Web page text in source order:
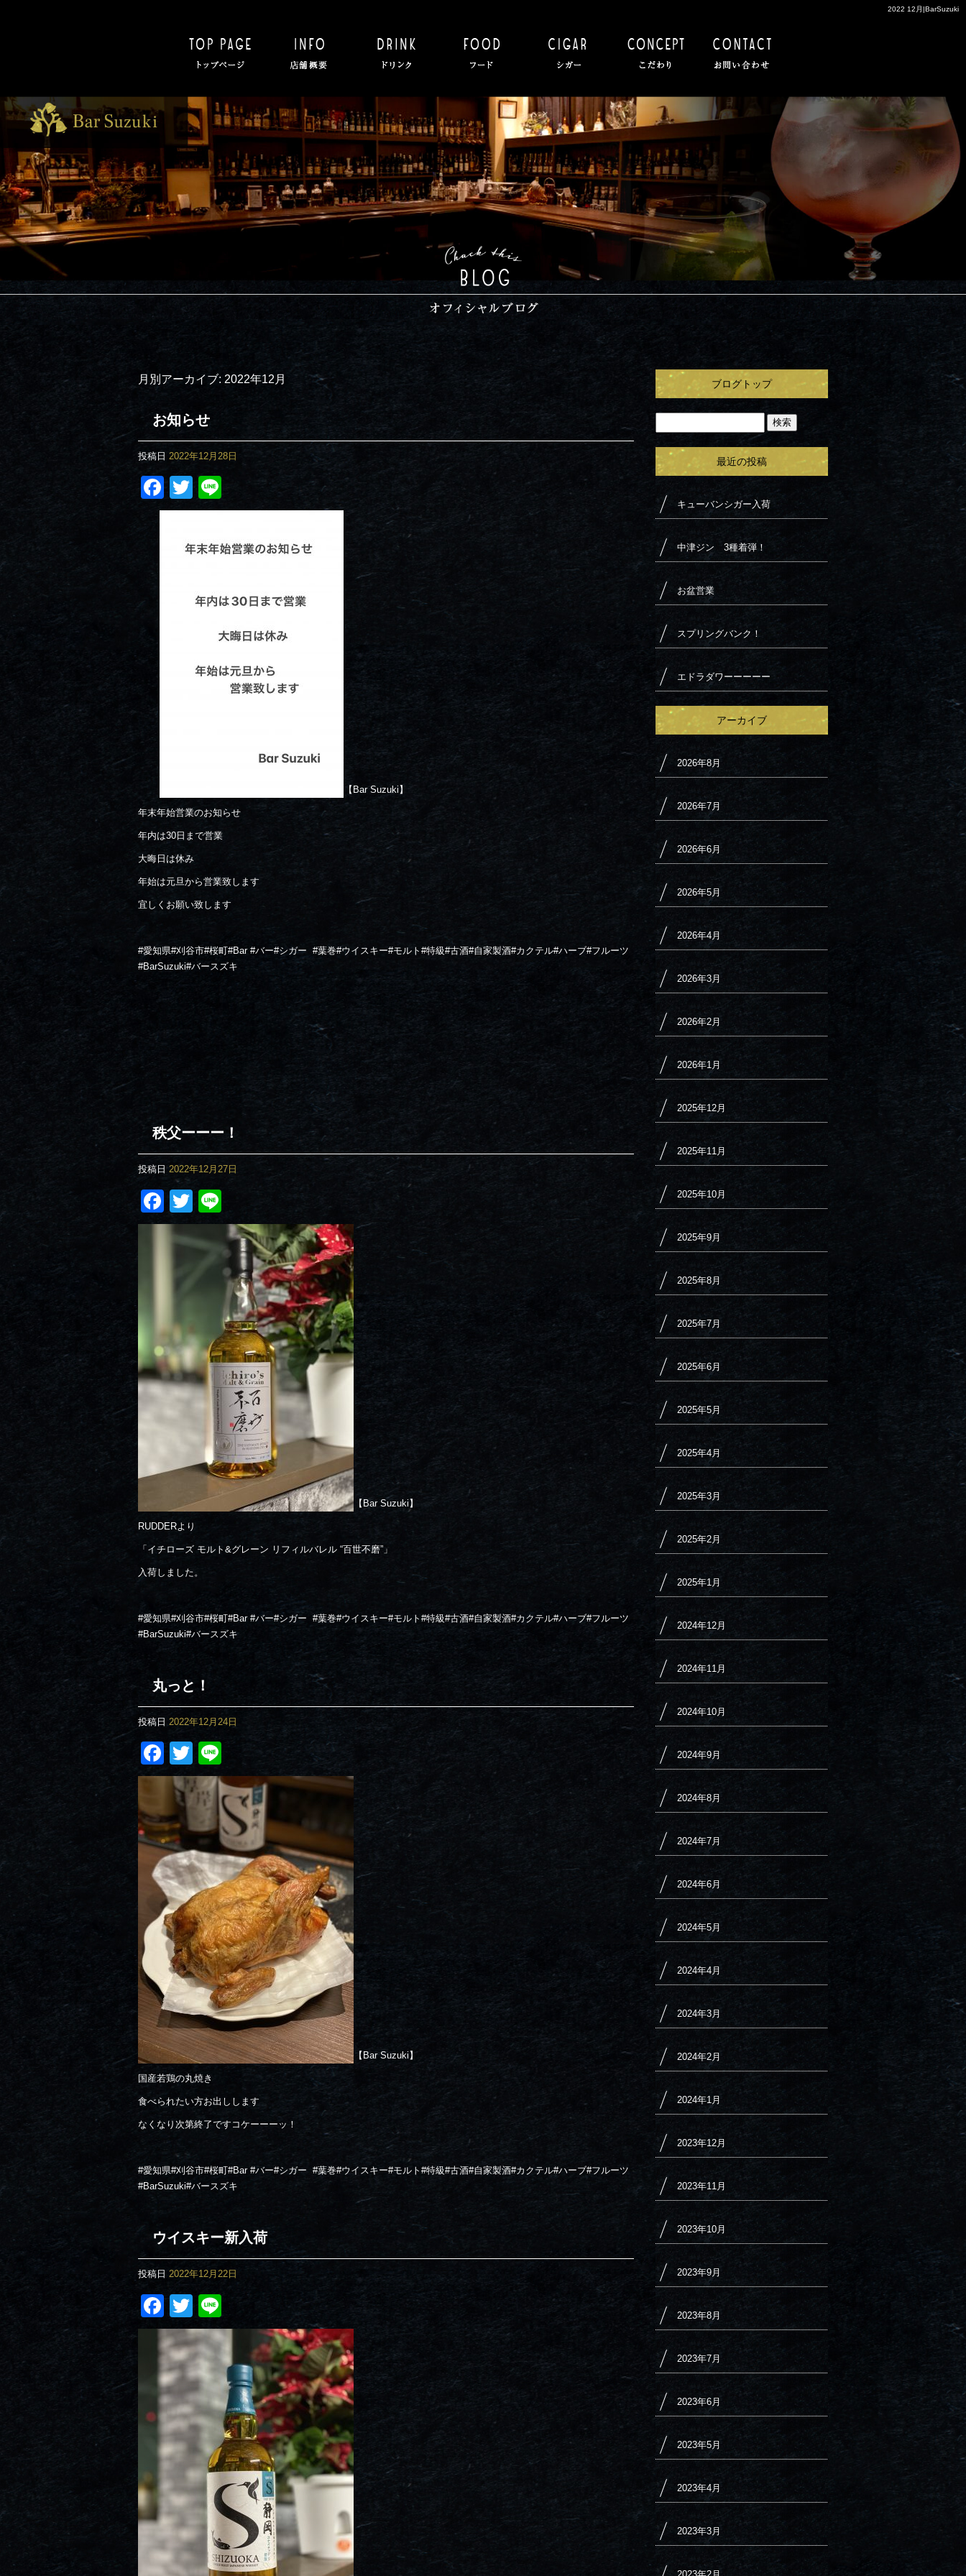
2022 12月|BarSuzuki
月別アーカイブ: 2022年12月
お知らせ
投稿日 2022年12月28日
Facebook
TwitterLine
【Bar Suzuki】
年末年始営業のお知らせ
年内は30日まで営業
大晦日は休み
年始は元旦から営業致します
宜しくお願い致します
#愛知県#刈谷市#桜町#Bar #バー#シガー #葉巻#ウイスキー#モルト #特級#古酒#自家製酒#カクテル#ハーブ#フルーツ
#BarSuzuki#バースズキ
秩父ーーー！
投稿日 2022年12月27日
Facebook
Twitter
【Bar Suzuki】
RUDDERより
「イチローズ モルト&グレーン リフィルバレル “百世不磨”」
入荷しました。
#愛知県#刈谷市#桜町#Bar #バー#シガー #葉巻#ウイスキー#モルト #特級#古酒#自家製酒#カクテル#ハーブ#フルーツ
#BarSuzuki#バースズキ
丸っと！
投稿日 2022年12月24日
Facebook
Twitter
Line
【Bar Suzuki】
国産若鶏の丸焼き
食べられたい方お出しします
なくなり次第終了ですコケーーーッ！
#愛知県#刈谷市#桜町#Bar #バー#シガー #葉巻#ウイスキー#モルト #特級#古酒#自家製酒#カクテル#ハーブ#フルーツ
#BarSuzuki#バースズキ
ウイスキー新入荷
投稿日 2022年12月22日
Facebook
Twitter
ブログトップ
最近の投稿
キューバンシガー入荷
中津ジン 3種着弾！
お盆営業
スプリングバンク！
エドラダワーーーーー
アーカイブ
2026年8月
2026年7月
2026年6月
2026年5月
2026年4月
2026年3月
2026年2月
2026年1月
2025年12月
2025年11月
2025年10月
2025年9月
2025年8月
2025年7月
2025年6月
2025年5月
2025年4月
2025年3月
2025年2月
2025年1月
2024年12月
2024年11月
2024年10月
2024年9月
2024年8月
2024年7月
2024年6月
2024年5月
2024年4月
2024年3月
2024年2月
2024年1月
2023年12月
2023年11月
2023年10月
2023年9月
2023年8月
2023年7月
2023年6月
2023年5月
2023年4月
2023年3月